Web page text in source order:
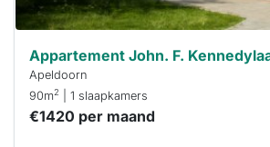
Appartement John. F.
Apeldoorn
90m2 | 1 slaapkamers
€1420 per maand